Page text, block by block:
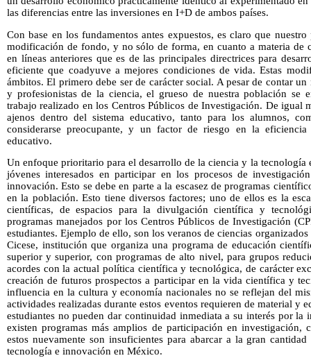
las diferencias entre las inversiones en I+D de ambos países.
Con base en los fundamentos antes expuestos, es claro que
modificación de fondo, y no sólo de forma, en cuanto a materia de
en líneas anteriores que es de las principales directrices para
eficiente que coadyuve a mejores condiciones de vida. Estas
ámbitos. El primero debe ser de carácter social. A pesar de contar
y profesionistas de la ciencia, el grueso de nuestra población se
trabajo realizado en los Centros Públicos de Investigación. De igual
ajenos dentro del sistema educativo, tanto para los alumnos,
considerarse preocupante, y un factor de riesgo en la
educativo.
Un enfoque prioritario para el desarrollo de la ciencia y la tecnología
jóvenes interesados en participar en los procesos de
innovación. Esto se debe en parte a la escasez de programas
en la población. Esto tiene diversos factores; uno de ellos es la
científicas, de espacios para la divulgación científica y
programas manejados por los Centros Públicos de Investigación
estudiantes. Ejemplo de ello, son los veranos de ciencias
Cicese, institución que organiza una programa de educación
superior y superior, con programas de alto nivel, para grupos
acordes con la actual política científica y tecnológica, de carácter
creación de futuros prospectos a participar en la vida científica y
influencia en la cultura y economía nacionales no se reflejan del
actividades realizadas durante estos eventos requieren de material y
estudiantes no pueden dar continuidad inmediata a su interés por la
existen programas más amplios de participación en investigación,
estos nuevamente son insuficientes para abarcar a la gran
tecnología e innovación en México.